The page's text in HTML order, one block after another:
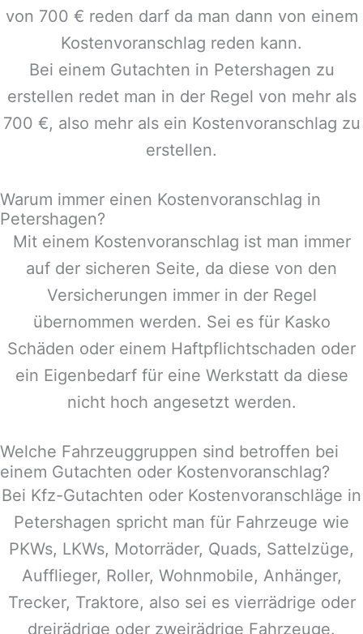
von 700 € reden darf da man dann von einem
Kostenvoranschlag reden kann.
Bei einem Gutachten in Petershagen zu
erstellen redet man in der Regel von mehr als
700 €, also mehr als ein Kostenvoranschlag zu
erstellen.
Warum immer einen Kostenvoranschlag in
Petershagen?
Mit einem Kostenvoranschlag ist man immer
auf der sicheren Seite, da diese von den
Versicherungen immer in der Regel
übernommen werden. Sei es für Kasko
Schäden oder einem Haftpflichtschaden oder
ein Eigenbedarf für eine Werkstatt da diese
nicht hoch angesetzt werden.
Welche Fahrzeuggruppen sind betroffen bei
einem Gutachten oder Kostenvoranschlag?
Bei Kfz-Gutachten oder Kostenvoranschläge in
Petershagen spricht man für Fahrzeuge wie
PKWs, LKWs, Motorräder, Quads, Sattelzüge,
Aufflieger, Roller, Wohnmobile, Anhänger,
Trecker, Traktore, also sei es vierrädrige oder
dreirädrige oder zweirädrige Fahrzeuge.